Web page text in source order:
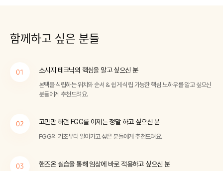
함께하고 싶은 분들
01 소시지 테크닉의 핵심을 알고 싶으신 분
본택을 식립하는 위치와 순서 & 쉽게 식립 가능한 핵심 노하우를 알고 싶으신
분들에게 추천드려요.
02 고민만 하던 FGG를 이제는 정말 하고 싶으신분
FGG의 기초부터 알아가고 싶은 분들에게 추천드려요.
03 핸즈온 실습을 통해 임상에 바로 적용하고 싶으신 분